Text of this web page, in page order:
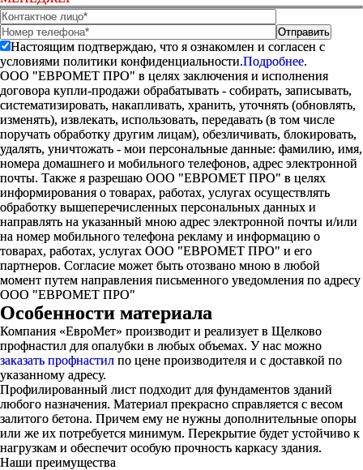
Настоящим подтверждаю, что я ознакомлен и согласен с
условиями политики конфиденциальности.Подробнее.
ООО "ЕВРОМЕТ ПРО" в целях заключения и исполнения
договора купли-продажи обрабатывать - собирать, записывать,
систематизировать, накапливать, хранить, уточнять (обновлять,
изменять), извлекать, использовать, передавать (в том числе
поручать обработку другим лицам), обезличивать, блокировать,
удалять, уничтожать - мои персональные данные: фамилию, имя,
номера домашнего и мобильного телефонов, адрес электронной
почты. Также я разрешаю ООО "ЕВРОМЕТ ПРО" в целях
информирования о товарах, работах, услугах осуществлять
обработку вышеперечисленных персональных данных и
направлять на указанный мною адрес электронной почты и/или
на номер мобильного телефона рекламу и информацию о
товарах, работах, услугах ООО "ЕВРОМЕТ ПРО" и его
партнеров. Согласие может быть отозвано мною в любой
момент путем направления письменного уведомления по адресу
ООО "ЕВРОМЕТ ПРО"
Особенности материала
Компания «ЕвроМет» производит и реализует в Щелково
профнастил для опалубки в любых объемах. У нас можно
заказать профнастил по цене производителя и с доставкой по
указанному адресу.
Профилированный лист подходит для фундаментов зданий
любого назначения. Материал прекрасно справляется с весом
залитого бетона. Причем ему не нужны дополнительные опоры
или же их потребуется минимум. Перекрытие будет устойчиво к
нагрузкам и обеспечит особую прочность каркасу здания.
Наши преимущества